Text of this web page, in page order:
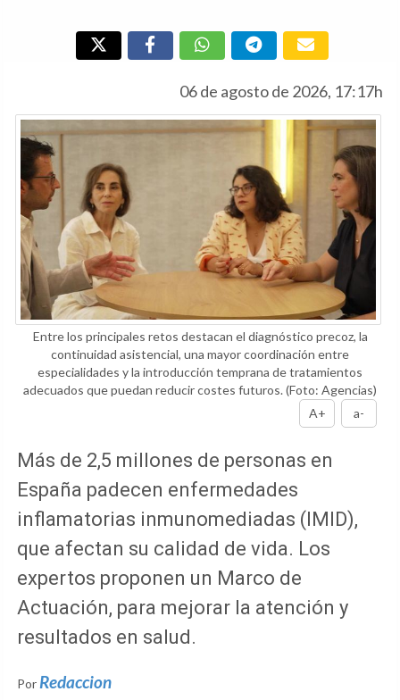
06 de agosto de 2026, 17:17h
Entre los principales retos destacan el diagnóstico precoz, la
continuidad asistencial, una mayor coordinación entre
especialidades y la introducción temprana de tratamientos
adecuados que puedan reducir costes futuros.(Foto: Agencias)
A+
a-
Más de 2,5 millones de personas en
España padecen enfermedades
inflamatorias inmunomediadas (IMID),
que afectan su calidad de vida. Los
expertos proponen un Marco de
Actuación, para mejorar la atención y
resultados en salud.
Por Redaccion